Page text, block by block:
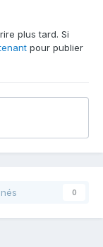
plus tard. Si
pour publier
0